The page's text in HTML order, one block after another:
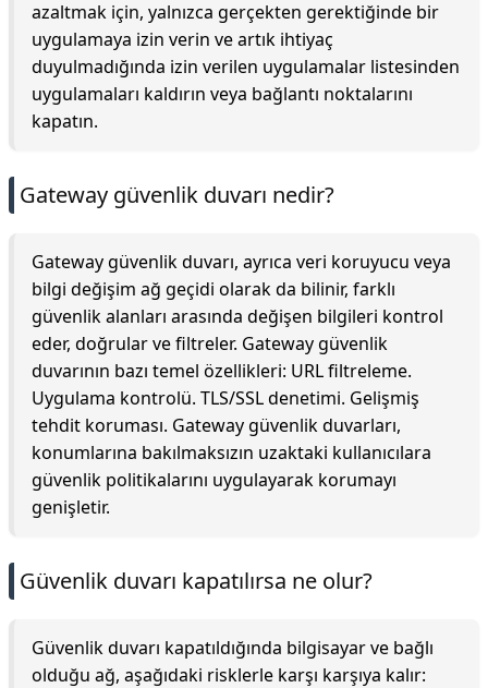
azaltmak için, yalnızca gerçekten gerektiğinde bir
uygulamaya izin verin ve artık ihtiyaç
duyulmadığında izin verilen uygulamalar listesinden
uygulamaları kaldırın veya bağlantı noktalarını
kapatın.
Gateway güvenlik duvarı nedir?
Gateway güvenlik duvarı, ayrıca veri koruyucu veya
bilgi değişim ağ geçidi olarak da bilinir, farklı
güvenlik alanları arasında değişen bilgileri kontrol
eder, doğrular ve filtreler. Gateway güvenlik
duvarının bazı temel özellikleri: URL filtreleme.
Uygulama kontrolü. TLS/SSL denetimi. Gelişmiş
tehdit koruması. Gateway güvenlik duvarları,
konumlarına bakılmaksızın uzaktaki kullanıcılara
güvenlik politikalarını uygulayarak korumayı
genişletir.
Güvenlik duvarı kapatılırsa ne olur?
Güvenlik duvarı kapatıldığında bilgisayar ve bağlı
olduğu ağ, aşağıdaki risklerle karşı karşıya kalır: